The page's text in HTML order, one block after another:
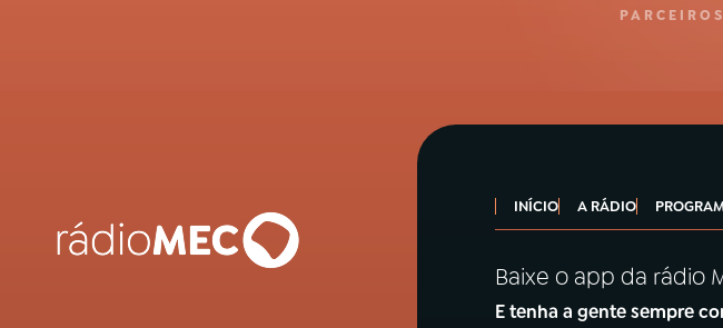
INÍCIO A RÁDIO
Baixe o app da rádio
E tenha a gente sempre